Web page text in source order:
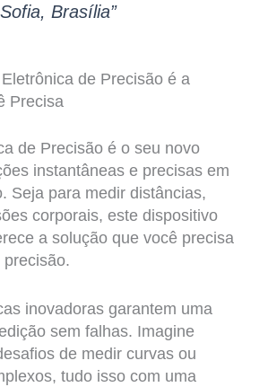
Brasília”
de Precisão é a
Precisa
de Precisão é o seu novo
instantâneas e precisas em
Seja para medir distâncias,
corporais, este dispositivo
a solução que você precisa
inovadoras garantem uma
sem falhas. Imagine
de medir curvas ou
tudo isso com uma